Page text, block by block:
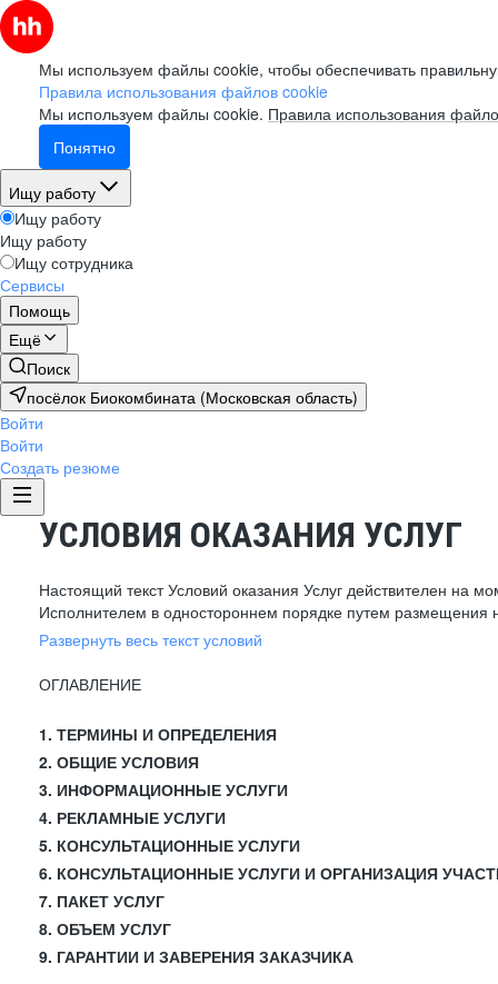
Мы используем файлы cookie, чтобы обеспечивать
Правила использования файлов cookie
Мы используем файлы cookie. Правила использования
Понятно
Ищу работу
Ищу работу
Ищу работу
Ищу сотрудника
Сервисы
Помощь
Ещё
Поиск
посёлок Биокомбината (Московская область)
Войти
Войти
Создать резюме
УСЛОВИЯ ОКАЗАНИЯ УСЛУГ
Настоящий текст Условий оказания Услуг действителен на
Исполнителем в одностороннем порядке путем размещения
Развернуть весь текст условий
ОГЛАВЛЕНИЕ
1. ТЕРМИНЫ И ОПРЕДЕЛЕНИЯ
2. ОБЩИЕ УСЛОВИЯ
3. ИНФОРМАЦИОННЫЕ УСЛУГИ
4. РЕКЛАМНЫЕ УСЛУГИ
5. КОНСУЛЬТАЦИОННЫЕ УСЛУГИ
6. КОНСУЛЬТАЦИОННЫЕ УСЛУГИ И ОРГАНИЗАЦИЯ
7. ПАКЕТ УСЛУГ
8. ОБЪЕМ УСЛУГ
9. ГАРАНТИИ И ЗАВЕРЕНИЯ ЗАКАЗЧИКА